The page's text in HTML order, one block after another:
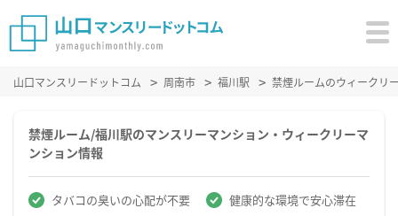
山口マンスリードットコム 周南市 福川駅 禁煙ルームのウィークリ
禁煙ルーム/福川駅のマンスリーマンション・ウィークリーマ
ンション情報
タバコの臭いの心配が不要 健康的な環境で安心滞在